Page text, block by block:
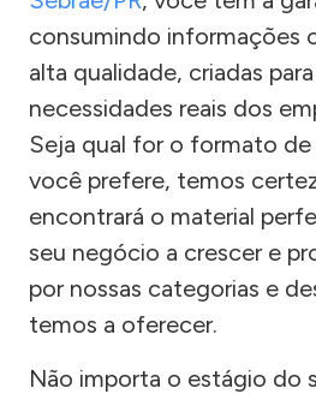
consumindo informações
alta qualidade, criadas
necessidades reais dos
Seja qual for o formato
você prefere, temos
encontrará o material
seu negócio a crescer e
por nossas categorias e
temos a oferecer.
Não importa o estágio do